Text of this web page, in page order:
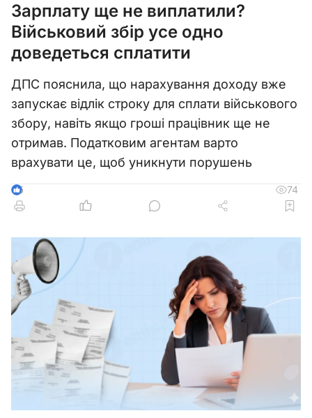
Зарплату ще не виплатили?
Військовий збір усе одно
доведеться сплатити
ДПС пояснила, що нарахування доходу вже
запускає відлік строку для сплати військового
збору, навіть якщо гроші працівник ще не
отримав. Податковим агентам варто
врахувати це, щоб уникнути порушень
5 74